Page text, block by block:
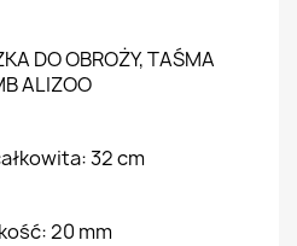
DO OBROŻY, TAŚMA
ALIZOO
32 cm
20 mm